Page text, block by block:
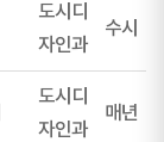
도시디
자인과
수시
도시디
자인과
매년